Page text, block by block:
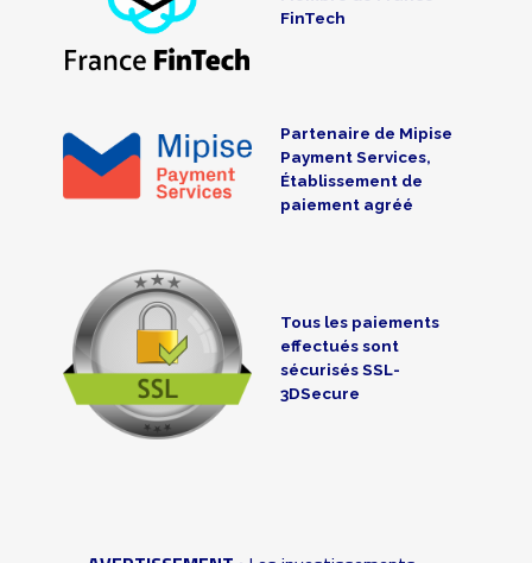
FinTech
Partenaire de Mipise
Payment Services,
Établissement de
paiement agréé
Tous les paiements
effectués sont
sécurisés SSL-
3DSecure